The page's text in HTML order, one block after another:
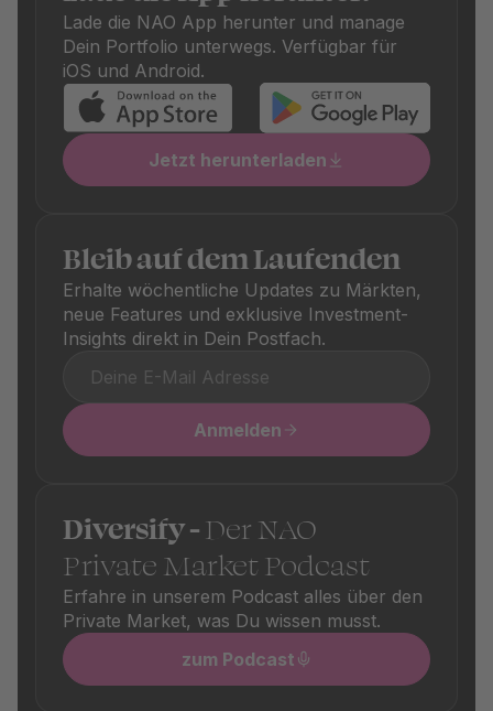
ebenfalls transparent ausgewiesen sind. Diese
unterscheiden sich je nach Produkt und sind in den
jeweiligen Produktdetails klar ersichtlich.
Lade die NAO App herunter und manage
Dein Portfolio unterwegs. Verfügbar für
iOS und Android.
Jetzt herunterladen
Bleib auf dem Laufenden
Erhalte wöchentliche Updates zu Märkten,
neue Features und exklusive Investment-
Insights direkt in Dein Postfach.
Anmelden
Diversify -Der NAO
Private Market Podcast
Erfahre in unserem Podcast alles über den
Private Market, was Du wissen musst.
zum Podcast